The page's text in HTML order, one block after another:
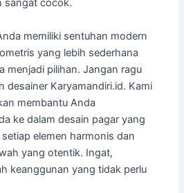
sangat cocok.
memiliki sentuhan modern
yang lebih sederhana
menjadi pilihan. Jangan ragu
desainer Karyamandiri.id. Kami
membantu Anda
ke dalam desain pagar yang
elemen harmonis dan
yang otentik. Ingat,
keanggunan yang tidak perlu